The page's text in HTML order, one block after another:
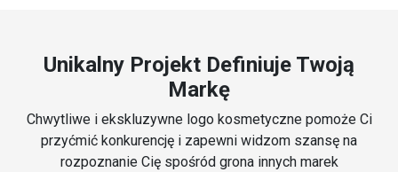
Unikalny Projekt Definiuje Twoją
Markę
Chwytliwe i ekskluzywne logo kosmetyczne pomoże Ci
przyćmić konkurencję i zapewni widzom szansę na
rozpoznanie Cię spośród grona innych marek